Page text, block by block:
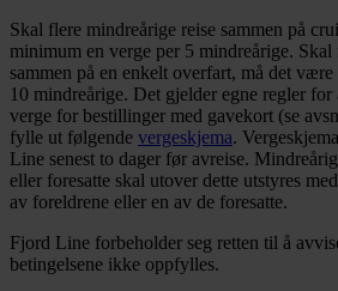
Skal flere mindreårige reise sammen på
minimum en verge per 5 mindreårige.
sammen på en enkelt overfart, må det
10 mindreårige. Det gjelder egne regler
verge for bestillinger med gavekort (se
fylle ut følgende vergeskjema.
Line senest to dager før avreise.
eller foresatte skal utover dette utstyres med
av foreldrene eller en av de foresatte.
Fjord Line forbeholder seg retten til å
betingelsene ikke oppfylles.